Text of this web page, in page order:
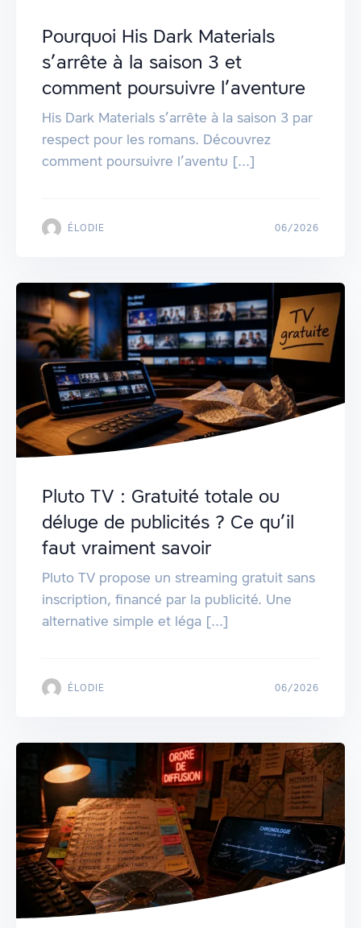
Pourquoi His Dark Materials
s’arrête à la saison 3 et
comment poursuivre l’aventure
His Dark Materials s’arrête à la saison 3 par
respect pour les romans. Découvrez
comment poursuivre l’aventu [...]
ÉLODIE 06/2026
Pluto TV : Gratuité totale ou
déluge de publicités ? Ce qu’il
faut vraiment savoir
Pluto TV propose un streaming gratuit sans
inscription, financé par la publicité. Une
alternative simple et léga [...]
ÉLODIE 06/2026